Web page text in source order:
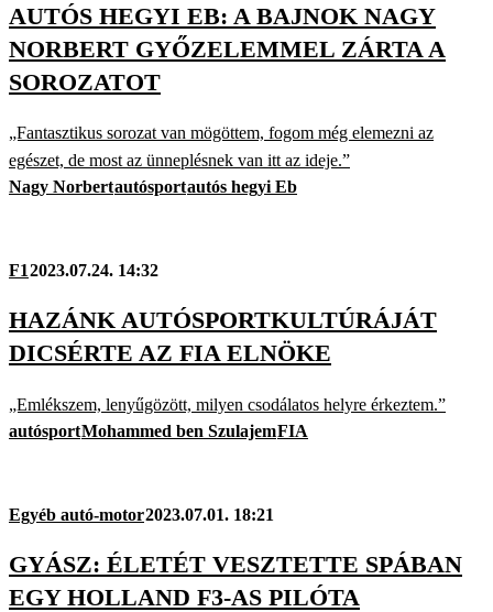
AUTÓS HEGYI EB: A BAJNOK NAGY
NORBERT GYŐZELEMMEL ZÁRTA A
SOROZATOT
„Fantasztikus sorozat van mögöttem, fogom még elemezni az
egészet, de most az ünneplésnek van itt az ideje.”
Nagy Norbertautósportautós hegyi Eb
F12023.07.24. 14:32
HAZÁNK AUTÓSPORTKULTÚRÁJÁT
DICSÉRTE AZ FIA ELNÖKE
„Emlékszem, lenyűgözött, milyen csodálatos helyre érkeztem.”
autósportMohammed ben SzulajemFIA
Egyéb autó-motor2023.07.01. 18:21
GYÁSZ: ÉLETÉT VESZTETTE SPÁBAN
EGY HOLLAND F3-AS PILÓTA